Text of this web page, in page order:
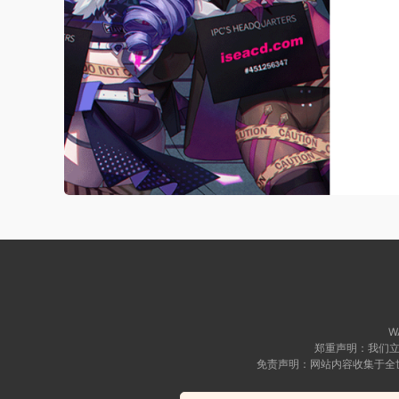
郑重声明：我们
免责声明：网站内容收集于